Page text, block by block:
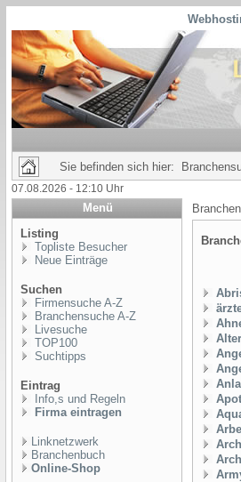
Sie befinden sich hier:
07.08.2026 - 12:10 Uhr
Menü
Listing
Topliste Besucher
Neue Einträge
Suchen
Firmensuche A-Z
Branchensuche A-Z
Livesuche
TOP100
Suchtipps
Eintrag
Info,s und Regeln
Firma eintragen
Linknetzwerk
Branchenbuch
Online-Shop